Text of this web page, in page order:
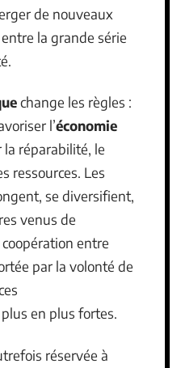
de nouveaux
la grande série
change les règles :
l’économie
la réparabilité, le
ressources. Les
se diversifient,
venus de
entre
par la volonté de
en plus fortes.
réservée à